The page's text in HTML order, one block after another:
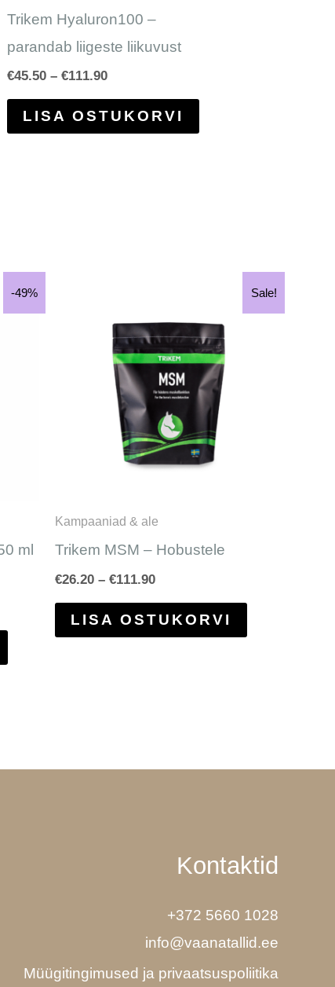
Trikem Hyaluron100 –
parandab liigeste liikuvust
€45.50 – €111.90
LISA OSTUKORVI
Sale!
-49%
-49%
ml
Sale!
Kampaaniad & ale
Trikem MSM – Hobustele
€26.20 – €111.90
kuni
€111.90
LISA OSTUKORVI
Sellel
tootel
Kontaktid
+372 5660 1028
info@vaanatallid.ee
Müügitingimused ja privaatsuspoliitika